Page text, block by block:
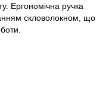
Ергономічна ручка
скловолокном, що